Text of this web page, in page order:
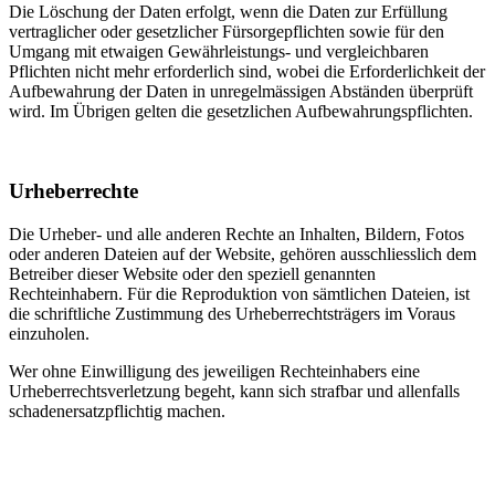
Die Löschung der Daten erfolgt, wenn die Daten zur Erfüllung
vertraglicher oder gesetzlicher Fürsorgepflichten sowie für den
Umgang mit etwaigen Gewährleistungs- und vergleichbaren
Pflichten nicht mehr erforderlich sind, wobei die Erforderlichkeit der
Aufbewahrung der Daten in unregelmässigen Abständen überprüft
wird. Im Übrigen gelten die gesetzlichen Aufbewahrungspflichten.
Urheberrechte
Die Urheber- und alle anderen Rechte an Inhalten, Bildern, Fotos
oder anderen Dateien auf der Website, gehören ausschliesslich dem
Betreiber dieser Website oder den speziell genannten
Rechteinhabern. Für die Reproduktion von sämtlichen Dateien, ist
die schriftliche Zustimmung des Urheberrechtsträgers im Voraus
einzuholen.
Wer ohne Einwilligung des jeweiligen Rechteinhabers eine
Urheberrechtsverletzung begeht, kann sich strafbar und allenfalls
schadenersatzpflichtig machen.